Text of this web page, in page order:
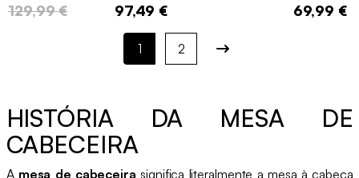
129,99 € 97,49 € 69,99 €
1 2
HISTÓRIA DA MESA DE
CABECEIRA
A mesa de cabeceira significa literalmente a mesa à cabeça